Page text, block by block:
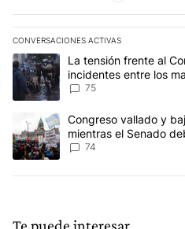
CONVERSACIONES ACTIVAS
Este listado muestra los
Un artículo de tendencia con el
La tensión frente al
incidentes entre los
75
Un artículo de tendencia con el
Congreso vallado y
mientras el Senado
Privada
74